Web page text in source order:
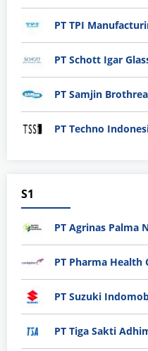
PT TPI
PT Schott Igar
PT Samjin
PT Techno
S1
PT Agrinas Palma
PT Pharma Health
PT Suzuki
PT Tiga Sakti